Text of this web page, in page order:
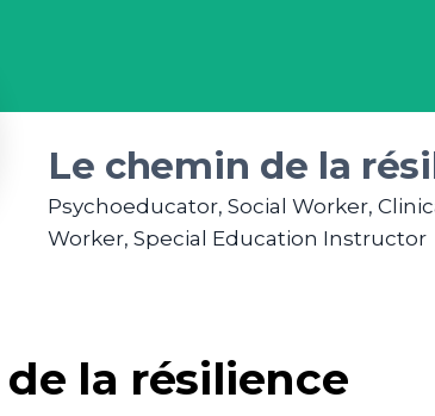
Le chemin de la
Psychoeducator, Social Worker,
Worker, Special Education Instructor
la résilience